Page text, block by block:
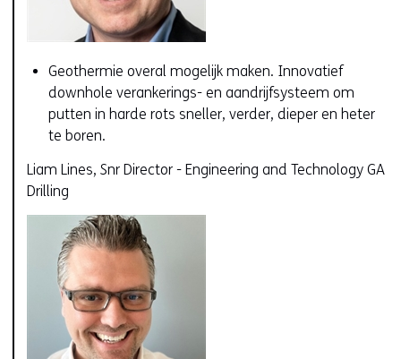
Geothermie overal mogelijk maken. Innovatief
downhole verankerings- en aandrijfsysteem om
putten in harde rots sneller, verder, dieper en heter
te boren.
Liam Lines, Snr Director - Engineering and Technology GA
Drilling